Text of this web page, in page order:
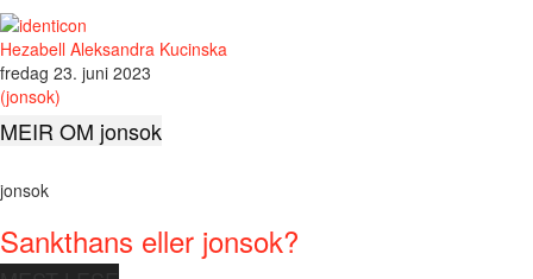
Hezabell Aleksandra Kucinska
fredag 23. juni 2023
(jonsok)
MEIR OM jonsok
jonsok
Sankthans eller jonsok?